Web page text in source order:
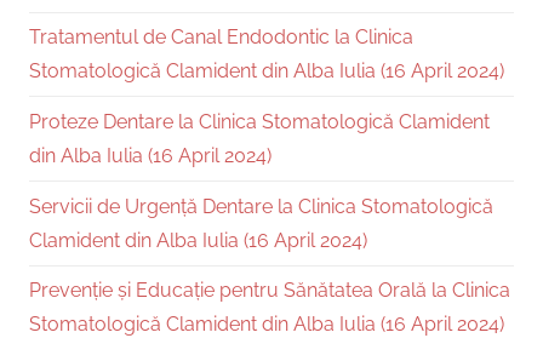
Tratamentul de Canal Endodontic la Clinica
Stomatologică Clamident din Alba Iulia (16 April 2024)
Proteze Dentare la Clinica Stomatologică Clamident
din Alba Iulia (16 April 2024)
Servicii de Urgență Dentare la Clinica Stomatologică
Clamident din Alba Iulia (16 April 2024)
Prevenție și Educație pentru Sănătatea Orală la Clinica
Stomatologică Clamident din Alba Iulia (16 April 2024)